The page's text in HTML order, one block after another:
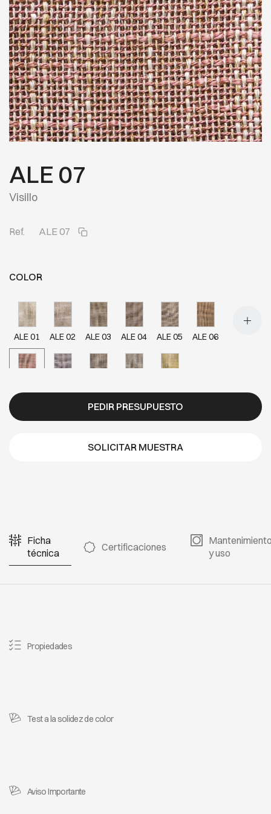
ALE 07
Visillo
Ref. ALE 07
COLOR
ALE 01 ALE 02 ALE 03 ALE 04 ALE 05 ALE 06
PEDIR PRESUPUESTO
SOLICITAR MUESTRA
Ficha
técnica
Certificaciones
y uso
Propiedades
Test a la solidez de color
Aviso Importante